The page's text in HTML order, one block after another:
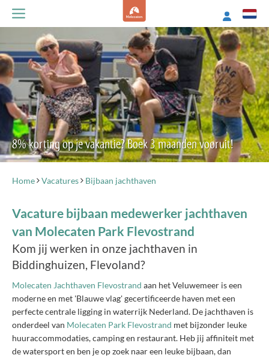
8% korting op je vakantie? Boek 3 maanden vooruit!
Home Vacatures Bijbaan jachthaven
Vacature bijbaan medewerker jachthaven
van Molecaten Park Flevostrand
Kom jij werken in onze jachthaven in
Biddinghuizen, Flevoland?
Molecaten Jachthaven Flevostrand aan het Veluwemeer is een
moderne en met 'Blauwe vlag' gecertificeerde haven met een
perfecte centrale ligging in waterrijk Nederland. De jachthaven is
onderdeel van Molecaten Park Flevostrand met bijzonder leuke
huuraccommodaties, camping en restaurant. Heb jij affiniteit met
de watersport en ben je op zoek naar een leuke bijbaan, dan